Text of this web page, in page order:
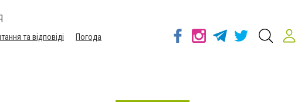
та відповіді
Погода